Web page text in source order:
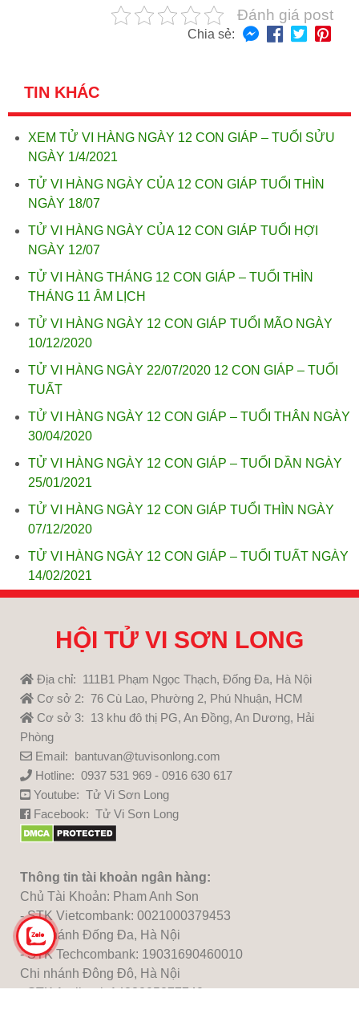
Đánh giá post
Chia sẻ:
TIN KHÁC
XEM TỬ VI HÀNG NGÀY 12 CON GIÁP – TUỔI SỬU
NGÀY 1/4/2021
TỬ VI HÀNG NGÀY CỦA 12 CON GIÁP TUỔI THÌN
NGÀY 18/07
TỬ VI HÀNG NGÀY CỦA 12 CON GIÁP TUỔI HỢI
NGÀY 12/07
TỬ VI HÀNG THÁNG 12 CON GIÁP – TUỔI THÌN
THÁNG 11 ÂM LỊCH
TỬ VI HÀNG NGÀY 12 CON GIÁP TUỔI MÃO NGÀY
10/12/2020
TỬ VI HÀNG NGÀY 22/07/2020 12 CON GIÁP – TUỔI
TUẤT
TỬ VI HÀNG NGÀY 12 CON GIÁP – TUỔI THÂN NGÀY
30/04/2020
TỬ VI HÀNG NGÀY 12 CON GIÁP – TUỔI DẦN NGÀY
25/01/2021
TỬ VI HÀNG NGÀY 12 CON GIÁP TUỔI THÌN NGÀY
07/12/2020
TỬ VI HÀNG NGÀY 12 CON GIÁP – TUỔI TUẤT NGÀY
14/02/2021
HỘI TỬ VI SƠN LONG
Địa chỉ: 111B1 Phạm Ngọc Thạch, Đống Đa, Hà Nội
Cơ sở 2: 76 Cù Lao, Phường 2, Phú Nhuận, HCM
Cơ sở 3: 13 khu đô thị PG, An Đồng, An Dương, Hải
Phòng
Email: bantuvan@tuvisonlong.com
Hotline: 0937 531 969 - 0916 630 617
Youtube: Tử Vi Sơn Long
Facebook: Tử Vi Sơn Long
Thông tin tài khoản ngân hàng:
Chủ Tài Khoản: Pham Anh Son
- STK Vietcombank: 0021000379453
Chi nhánh Đống Đa, Hà Nội
- STK Techcombank: 19031690460010
Chi nhánh Đông Đô, Hà Nội
- STK Agribank:1483205277740